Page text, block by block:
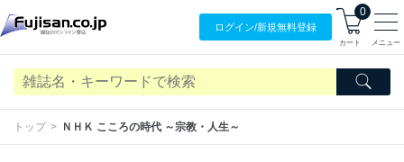
ログイン/新規無料登録
0
カート メニュー
トップ ＮＨＫ こころの時代 ～宗教・人生～